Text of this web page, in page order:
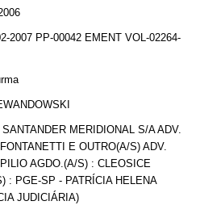
2007 PP-00042 EMENT VOL-02264-
MERIDIONAL S/A ADV.
E OUTRO(A/S) ADV.
AGDO.(A/S) : CLEOSICE
: PGE-SP - PATRÍCIA HELENA
JUDICIÁRIA)